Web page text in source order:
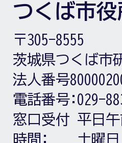
つくば市役
〒305-8555
茨城県つくば市
法人番号
電話番号: 029-
窓口受付
時間:
平日
土曜